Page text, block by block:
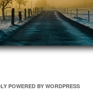
POWERED BY WORDPRESS